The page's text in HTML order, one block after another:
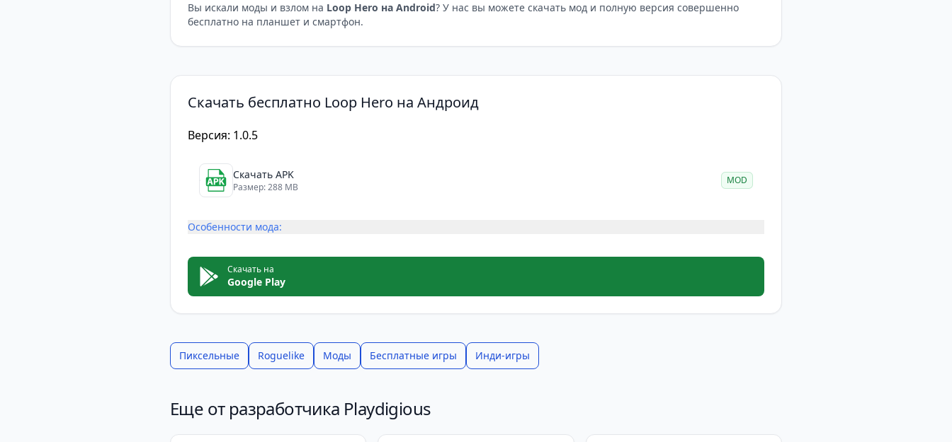
Вы искали моды и взлом на Loop Hero на Android? У нас вы можете скачать мод и полную версия совершенно
бесплатно на планшет и смартфон.
Скачать бесплатно Loop Hero на Андроид
Версия: 1.0.5
Скачать APK
Размер: 288 MB
MOD
Особенности мода:
Скачать на
Google Play
Пиксельные Roguelike Моды Бесплатные игры Инди-игры
Еще от разработчика Playdigious